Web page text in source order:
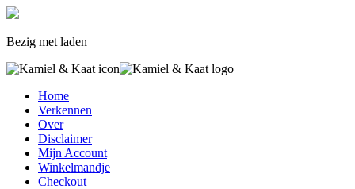
Bezig met laden
Home
Verkennen
Over
Disclaimer
Mijn Account
Winkelmandje
Checkout